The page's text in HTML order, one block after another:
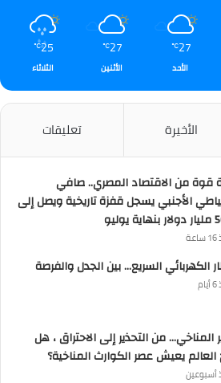
27
℃
الأحد
27
℃
الأثنين
25
℃
الثلاثاء
الأخيرة تعليقات
قوة من الاقتصاد المصري.. صافي
الأجنبي يسجل قفزة تاريخية ويصل إلى
الكهربائي السريع… بين الجدل والفرصة
المناخي… من التحذير إلى الاحتراق ، هل
يعيش عصر الكوارث المناخية؟
أسبوعين